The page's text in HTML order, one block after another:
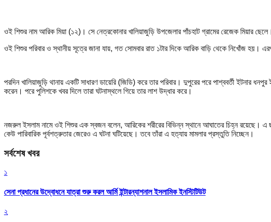
ওই শিশুর নাম আরিক মিয়া (১২)। সে নেত্রকোনার খালিয়াজুড়ি উপজেলার পাঁচহাট গ্রামের রেজেক মিয়ার ছেলে।
ওই শিশুর পরিবার ও স্থানীয় সূত্রে জানা যায়, গত সোমবার রাত ১টার দিকে আরিক বাড়ি থেকে নিখোঁজ হয়।
পরদিন খালিয়াজুড়ি থানায় একটি সাধারণ ডায়েরি (জিডি) করে তার পরিবার। দুপুরের পরে পাশ্ববর্তী ইটনার
করেন। পরে পুলিশকে খবর দিলে তারা ঘটনাস্থলে গিয়ে তার লাশ উদ্ধার করে।
নজরুল ইসলাম নামে ওই শিশুর এক স্বজন বলেন, আরিকের শরীরের বিভিন্ন স্থানে আঘাতের চিহ্ন রয়েছে। এ
কেউ পারিবারিক পূর্বশত্রুতার জেরেও এ ঘটনা ঘটিয়েছে। তবে তাঁরা এ হত্যায় মামলার প্রস্তুতি নিচ্ছেন।
সর্বশেষ খবর
১
সেনা প্রধানের উদ্বোধনে যাত্রা শুরু করল আর্মি ইন্টারন্যাশনাল ইসলামিক ইনস্টিটিউট
২